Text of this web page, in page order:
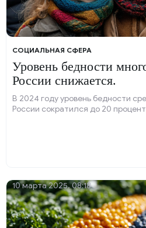
СОЦИАЛЬНАЯ СФЕРА
Уровень бедности
России снижается.
В 2024 году уровень бедности
России сократился до 20
10 марта 2025, 08:18